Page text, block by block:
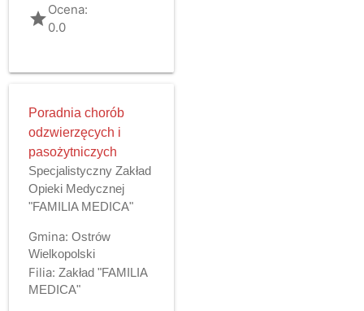
gradeOcena:
0.0
Poradnia chorób
odzwierzęcych i
pasożytniczych
Specjalistyczny Zakład
Opieki Medycznej
"FAMILIA MEDICA"
Gmina: Ostrów
Wielkopolski
Filia: Zakład "FAMILIA
MEDICA"